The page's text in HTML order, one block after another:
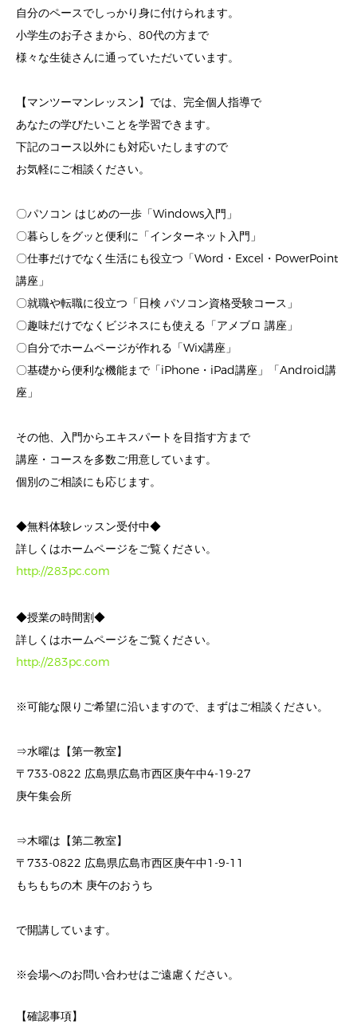
自分のペースでしっかり身に付けられます。
小学生のお子さまから、80代の方まで
様々な生徒さんに通っていただいています。
【マンツーマンレッスン】では、完全個人指導で
あなたの学びたいことを学習できます。
下記のコース以外にも対応いたしますので
お気軽にご相談ください。
〇パソコン はじめの一歩「Windows入門」
〇暮らしをグッと便利に「インターネット入門」
〇仕事だけでなく生活にも役立つ「Word・Excel・PowerPoint
講座」
〇就職や転職に役立つ「日検 パソコン資格受験コース」
〇趣味だけでなくビジネスにも使える「アメブロ 講座」
〇自分でホームページが作れる「Wix講座」
〇基礎から便利な機能まで「iPhone・iPad講座」「Android講
座」
その他、入門からエキスパートを目指す方まで
講座・コースを多数ご用意しています。
個別のご相談にも応じます。
◆無料体験レッスン受付中◆
詳しくはホームページをご覧ください。
http://283pc.com
◆授業の時間割◆
詳しくはホームページをご覧ください。
http://283pc.com
※可能な限りご希望に沿いますので、まずはご相談ください。
⇒水曜は【第一教室】
〒733-0822 広島県広島市西区庚午中4-19-27
庚午集会所
⇒木曜は【第二教室】
〒733-0822 広島県広島市西区庚午中1-9-11
もちもちの木 庚午のおうち
で開講しています。
※会場へのお問い合わせはご遠慮ください。
【確認事項】